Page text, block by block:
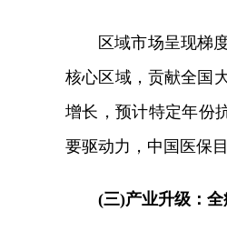
区域市场呈现梯
核心区域，贡献全国
增长，预计特定年份
要驱动力，中国医保
(三)产业升级：